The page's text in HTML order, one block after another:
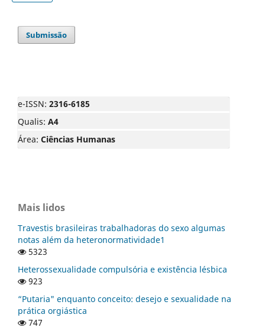
Submissão
e-ISSN: 2316-6185
Qualis: A4
Área: Ciências Humanas
Mais lidos
Travestis brasileiras trabalhadoras do sexo algumas
notas além da heteronormatividade1
5323
Heterossexualidade compulsória e existência lésbica
923
“Putaria" enquanto conceito: desejo e sexualidade na
prática orgiástica
747